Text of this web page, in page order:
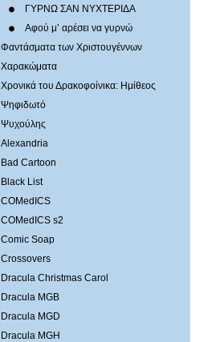
ΓΥΡΝΩ ΣΑΝ ΝΥΧΤΕΡΙΔΑ
Αφού μ’ αρέσει να γυρνώ
Φαντάσματα των Χριστουγέννων
Χαρακώματα
Χρονικά του Δρακοφοίνικα: Ημίθεος
Ψηφιδωτό
Ψυχούλης
Alexandria
Bad Cartoon
Black List
COMedICS
COMedICS s2
Comic Soap
Crossovers
Dracula Christmas Carol
Dracula MGB
Dracula MGD
Dracula MGH